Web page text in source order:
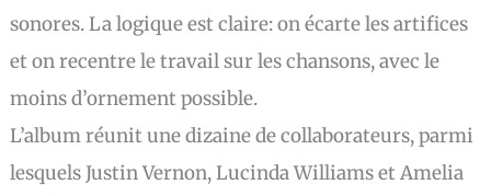
sonores. La logique est claire: on écarte les artifices
et on recentre le travail sur les chansons, avec le
moins d’ornement possible.
L’album réunit une dizaine de collaborateurs, parmi
lesquels Justin Vernon, Lucinda Williams et Amelia